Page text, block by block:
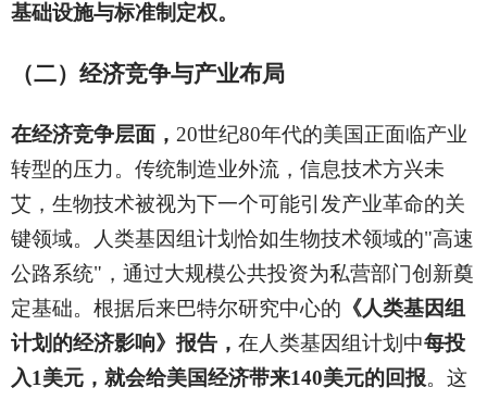
基础设施与标准制定权。
（二）经济竞争与产业布局
在经济竞争层面， 20世纪80年代的美国正面临产业
转型的压力。传统制造业外流，信息技术方兴未
艾，生物技术被视为下一个可能引发产业革命的关
键领域。人类基因组计划恰如生物技术领域的"高速
公路系统"，通过大规模公共投资为私营部门创新奠
定基础。根据后来巴特尔研究中心的 《人类基因组
计划的经济影响》报告， 在人类基因组计划中每投
入1美元，就会给美国经济带来140美元的回报。这